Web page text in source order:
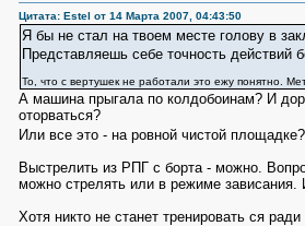
Цитата: Estel от 14 Марта 2007, 04:43:50
Я бы не стал на твоем месте голову в
Представляешь себе точность действий
То, что с вертушек не работали это ежу понятно.
А машина прыгала по колдобоинам? И
оторваться?
Или все это - на ровной чистой
Выстрелить из РПГ с борта - можно.
можно стрелять или в режиме зависания.
Хотя никто не станет тренировать ся